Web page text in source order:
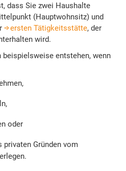
dass Sie zwei Haushalte
(Hauptwohnsitz) und
ersten Tätigkeitsstätte, der
wird.
entstehen, wenn
oder
privaten Gründen vom